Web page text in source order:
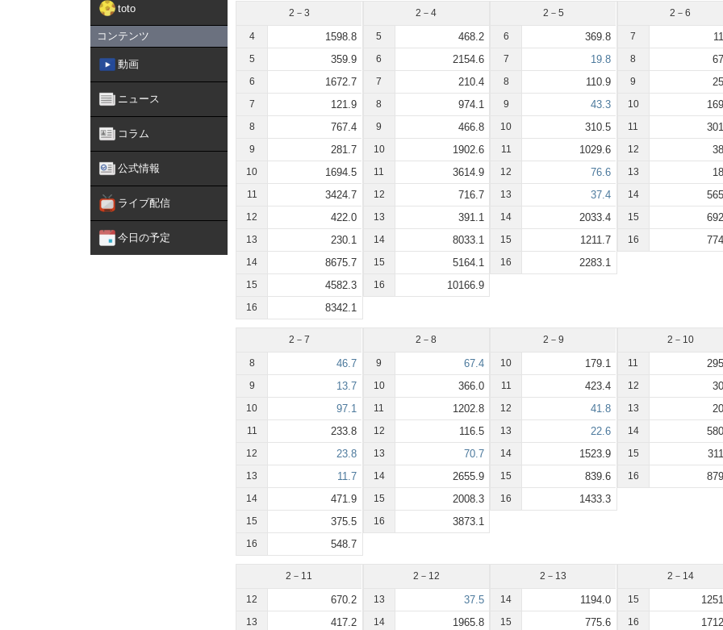
toto
コンテンツ
動画
ニュース
コラム
公式情報
ライブ配信
今日の予定
2－3
4 1598.8
5 359.9
6 1672.7
7 121.9
8 767.4
9 281.7
10 1694.5
11 3424.7
12 422.0
13 230.1
14 8675.7
15 4582.3
16 8342.1
2－4
5 468.2
6 2154.6
7 210.4
8 974.1
9 466.8
10 1902.6
11 3614.9
12 716.7
13 391.1
14 8033.1
15 5164.1
16 10166.9
2－5
6 369.8
7 19.8
8 110.9
9 43.3
10 310.5
11 1029.6
12 76.6
13 37.4
14 2033.4
15 1211.7
16 2283.1
2－6
7
8
9
10
11
12
13
14
15
16
2－7
8 46.7
9 13.7
10 97.1
11 233.8
12 23.8
13 11.7
14 471.9
15 375.5
16 548.7
2－8
9 67.4
10 366.0
11 1202.8
12 116.5
13 70.7
14 2655.9
15 2008.3
16 3873.1
2－9
10 179.1
11 423.4
12 41.8
13 22.6
14 1523.9
15 839.6
16 1433.3
2－10
11
12
13
14
15
16
2－11
12 670.2
13 417.2
2－12
13 37.5
14 1965.8
2－13
14 1194.0
15 775.6
2－14
15
16